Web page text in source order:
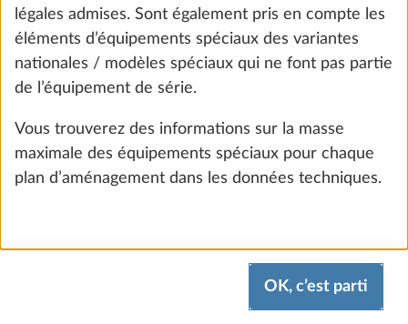
Ajouter
Chargeur USB (prise double) Plus
légales admises. Sont également pris en compte les
éléments d’équipements spéciaux des variantes
nationales / modèles spéciaux qui ne font pas partie
de l’équipement de série.
Vous trouverez des informations sur la masse
maximale des équipements spéciaux pour chaque
plan d’aménagement dans les données techniques.
OK, c’est parti